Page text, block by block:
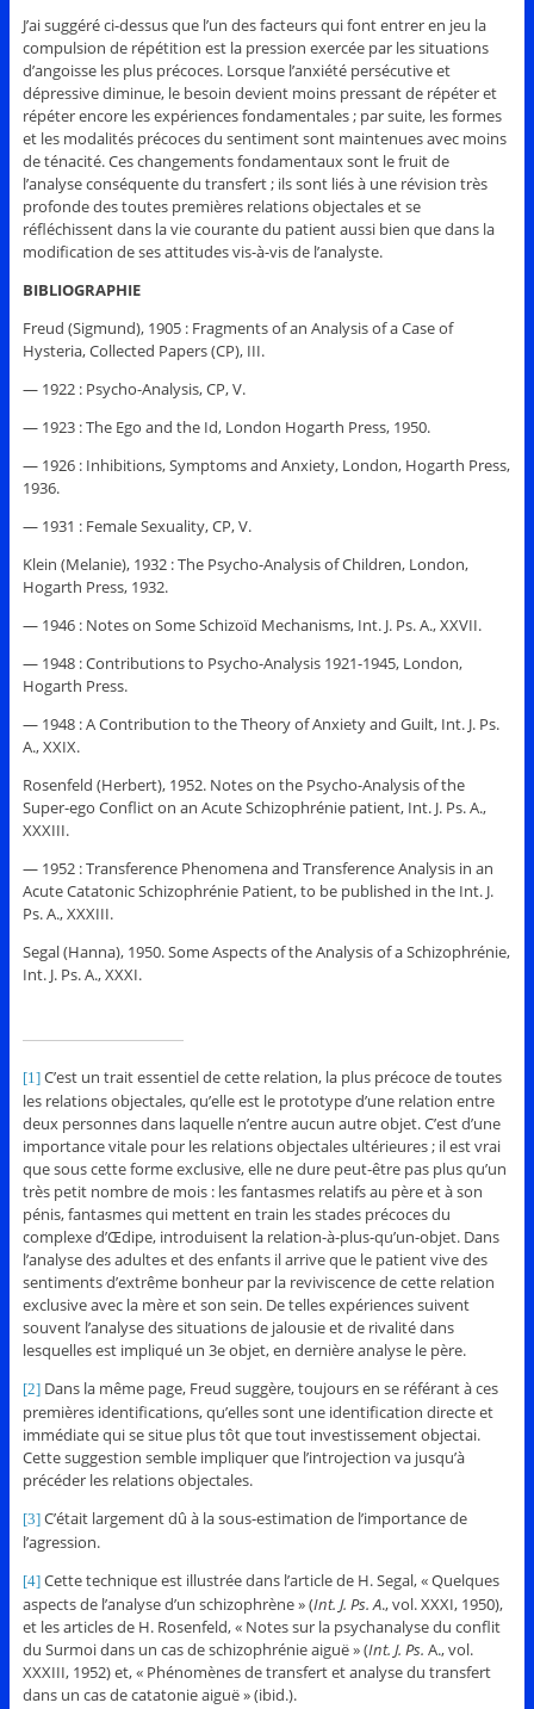
J’ai suggéré ci-dessus que l’un des facteurs qui font entrer en jeu la
compulsion de répétition est la pression exercée par les situations
d’angoisse les plus précoces. Lorsque l’anxiété persécutive et
dépressive diminue, le besoin devient moins pressant de répéter et
répéter encore les expériences fondamentales ; par suite, les formes
et les modalités précoces du sentiment sont maintenues avec moins
de ténacité. Ces changements fondamentaux sont le fruit de
l’analyse conséquente du transfert ; ils sont liés à une révision très
profonde des toutes premières relations objectales et se
réfléchissent dans la vie courante du patient aussi bien que dans la
modification de ses attitudes vis-à-vis de l’analyste.
BIBLIOGRAPHIE
Freud (Sigmund), 1905 : Fragments of an Analysis of a Case of
Hysteria, Collected Papers (CP), III.
— 1922 : Psycho-Analysis, CP, V.
— 1923 : The Ego and the Id, London Hogarth Press, 1950.
— 1926 : Inhibitions, Symptoms and Anxiety, London, Hogarth Press,
1936.
— 1931 : Female Sexuality, CP, V.
Klein (Melanie), 1932 : The Psycho-Analysis of Children, London,
Hogarth Press, 1932.
— 1946 : Notes on Some Schizoïd Mechanisms, Int. J. Ps. A., XXVII.
— 1948 : Contributions to Psycho-Analysis 1921-1945, London,
Hogarth Press.
— 1948 : A Contribution to the Theory of Anxiety and Guilt, Int. J. Ps.
A., XXIX.
Rosenfeld (Herbert), 1952. Notes on the Psycho-Analysis of the
Super-ego Conflict on an Acute Schizophrénie patient, Int. J. Ps. A.,
XXXIII.
— 1952 : Transference Phenomena and Transference Analysis in an
Acute Catatonic Schizophrénie Patient, to be published in the Int. J.
Ps. A., XXXIII.
Segal (Hanna), 1950. Some Aspects of the Analysis of a Schizophrénie,
Int. J. Ps. A., XXXI.
[1]C’est un trait essentiel de cette relation, la plus précoce de toutes
les relations objectales, qu’elle est le prototype d’une relation entre
deux personnes dans laquelle n’entre aucun autre objet. C’est d’une
importance vitale pour les relations objectales ultérieures ; il est vrai
que sous cette forme exclusive, elle ne dure peut-être pas plus qu’un
très petit nombre de mois : les fantasmes relatifs au père et à son
pénis, fantasmes qui mettent en train les stades précoces du
complexe d’Œdipe, introduisent la relation-à-plus-qu’un-objet. Dans
l’analyse des adultes et des enfants il arrive que le patient vive des
sentiments d’extrême bonheur par la reviviscence de cette relation
exclusive avec la mère et son sein. De telles expériences suivent
souvent l’analyse des situations de jalousie et de rivalité dans
lesquelles est impliqué un 3e objet, en dernière analyse le père.
[2]Dans la même page, Freud suggère, toujours en se référant à ces
premières identifications, qu’elles sont une identification directe et
immédiate qui se situe plus tôt que tout investissement objectai.
Cette suggestion semble impliquer que l’introjection va jusqu’à
précéder les relations objectales.
[3]C’était largement dû à la sous-estimation de l’importance de
l’agression.
[4]Cette technique est illustrée dans l’article de H. Segal, « Quelques
aspects de l’analyse d’un schizophrène » (Int. J. Ps. A., vol. XXXI, 1950),
et les articles de H. Rosenfeld, « Notes sur la psychanalyse du conflit
du Surmoi dans un cas de schizophrénie aiguë » (Int. J. Ps. A., vol.
XXXIII, 1952) et, « Phénomènes de transfert et analyse du transfert
dans un cas de catatonie aiguë » (ibid.).